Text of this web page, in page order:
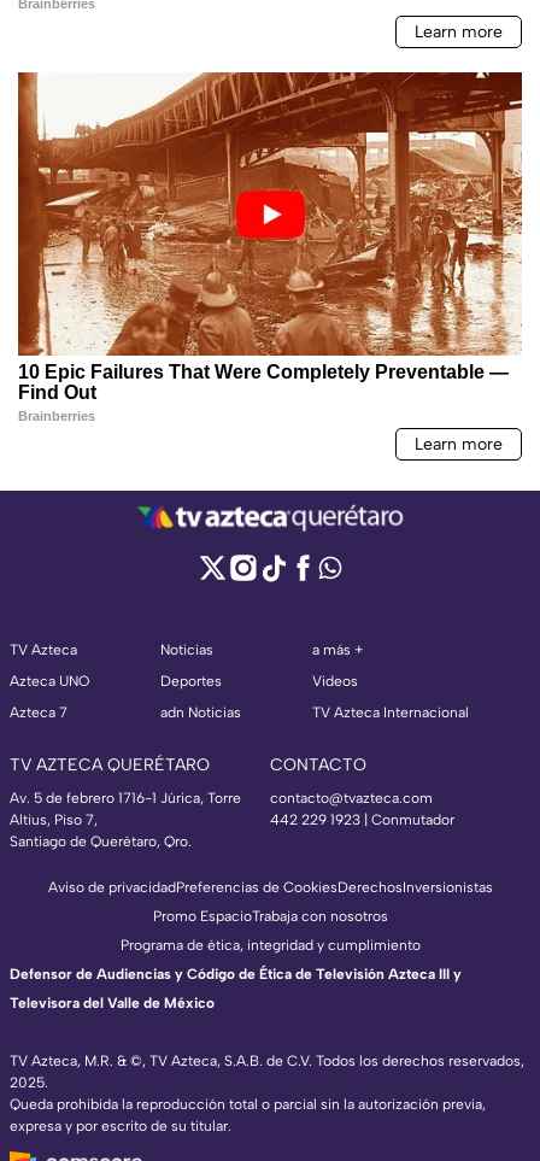
TV Azteca
Azteca UNO
Azteca 7
Noticias
Deportes
adn Noticias
a más +
Videos
TV Azteca Internacional
TV AZTECA QUERÉTARO
Av. 5 de febrero 1716-1 Júrica, Torre
Altius, Piso 7,
Santiago de Querétaro, Qro.
CONTACTO
contacto@tvazteca.com
442 229 1923 | Conmutador
TV Azteca, M.R. & ©, TV Azteca, S.A.B. de C.V. Todos los derechos reservados,
2025.
Queda prohibida la reproducción total o parcial sin la autorización previa,
expresa y por escrito de su titular.
Aviso de privacidadPreferencias de CookiesDerechosInversionistas
Promo EspacioTrabaja con nosotros
Programa de ética, integridad y cumplimiento
Defensor de Audiencias y Código de Ética de Televisión Azteca III y
Televisora del Valle de México